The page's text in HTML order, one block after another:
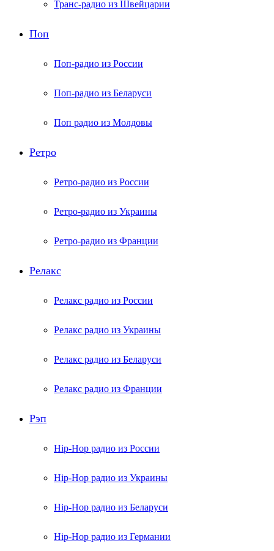
Транс-радио из Швейцарии
Поп
Поп-радио из России
Поп-радио из Беларуси
Поп радио из Молдовы
Ретро
Ретро-радио из России
Ретро-радио из Украины
Ретро-радио из Франции
Релакс
Релакс радио из России
Релакс радио из Украины
Релакс радио из Беларуси
Релакс радио из Франции
Рэп
Hip-Hop радио из России
Hip-Hop радио из Украины
Hip-Hop радио из Беларуси
Hip-Hop радио из Германии